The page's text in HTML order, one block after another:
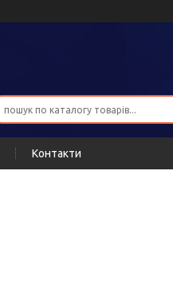
Контакти